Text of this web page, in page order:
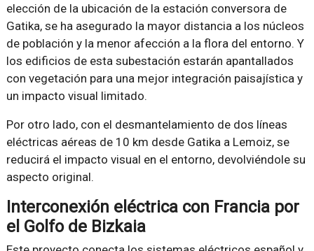
elección de la ubicación de la estación conversora de
Gatika, se ha asegurado la mayor distancia a los núcleos
de población y la menor afección a la flora del entorno. Y
los edificios de esta subestación estarán apantallados
con vegetación para una mejor integración paisajística y
un impacto visual limitado.
Por otro lado, con el desmantelamiento de dos líneas
eléctricas aéreas de 10 km desde Gatika a Lemoiz, se
reducirá el impacto visual en el entorno, devolviéndole su
aspecto original.
Interconexión eléctrica con Francia por
el Golfo de Bizkaia